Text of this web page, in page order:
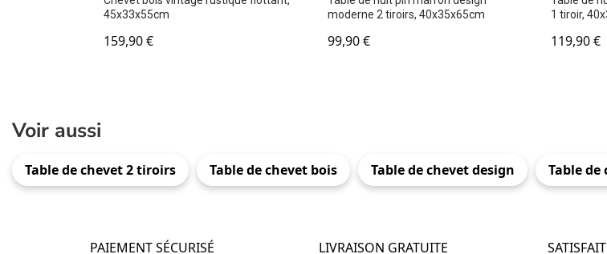
45x33x55cm
159,90€
moderne 2 tiroirs, 40x35x65cm
99,90€
1 tiroir,
119,90€
Voir aussi
Table de chevet 2 tiroirs Table de chevet bois Table de chevet design Table
PAIEMENT SÉCURISÉ LIVRAISON GRATUITE